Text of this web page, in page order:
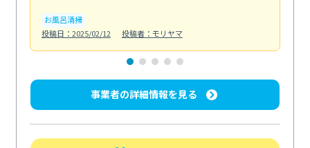
お風呂清掃
投稿日：2025/02/12
投稿者：モリヤマ
事業者の詳細情報を見る